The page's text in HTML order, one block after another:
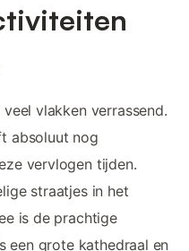
vlakken verrassend.
absoluut nog
vervlogen tijden.
straatjes in het
is de prachtige
een grote kathedraal en